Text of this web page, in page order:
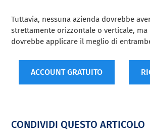
Tuttavia, nessuna azienda dovrebbe
strettamente orizzontale o verticale,
dovrebbe applicare il meglio di
ACCOUNT GRATUITO
CONDIVIDI QUESTO ARTICOLO